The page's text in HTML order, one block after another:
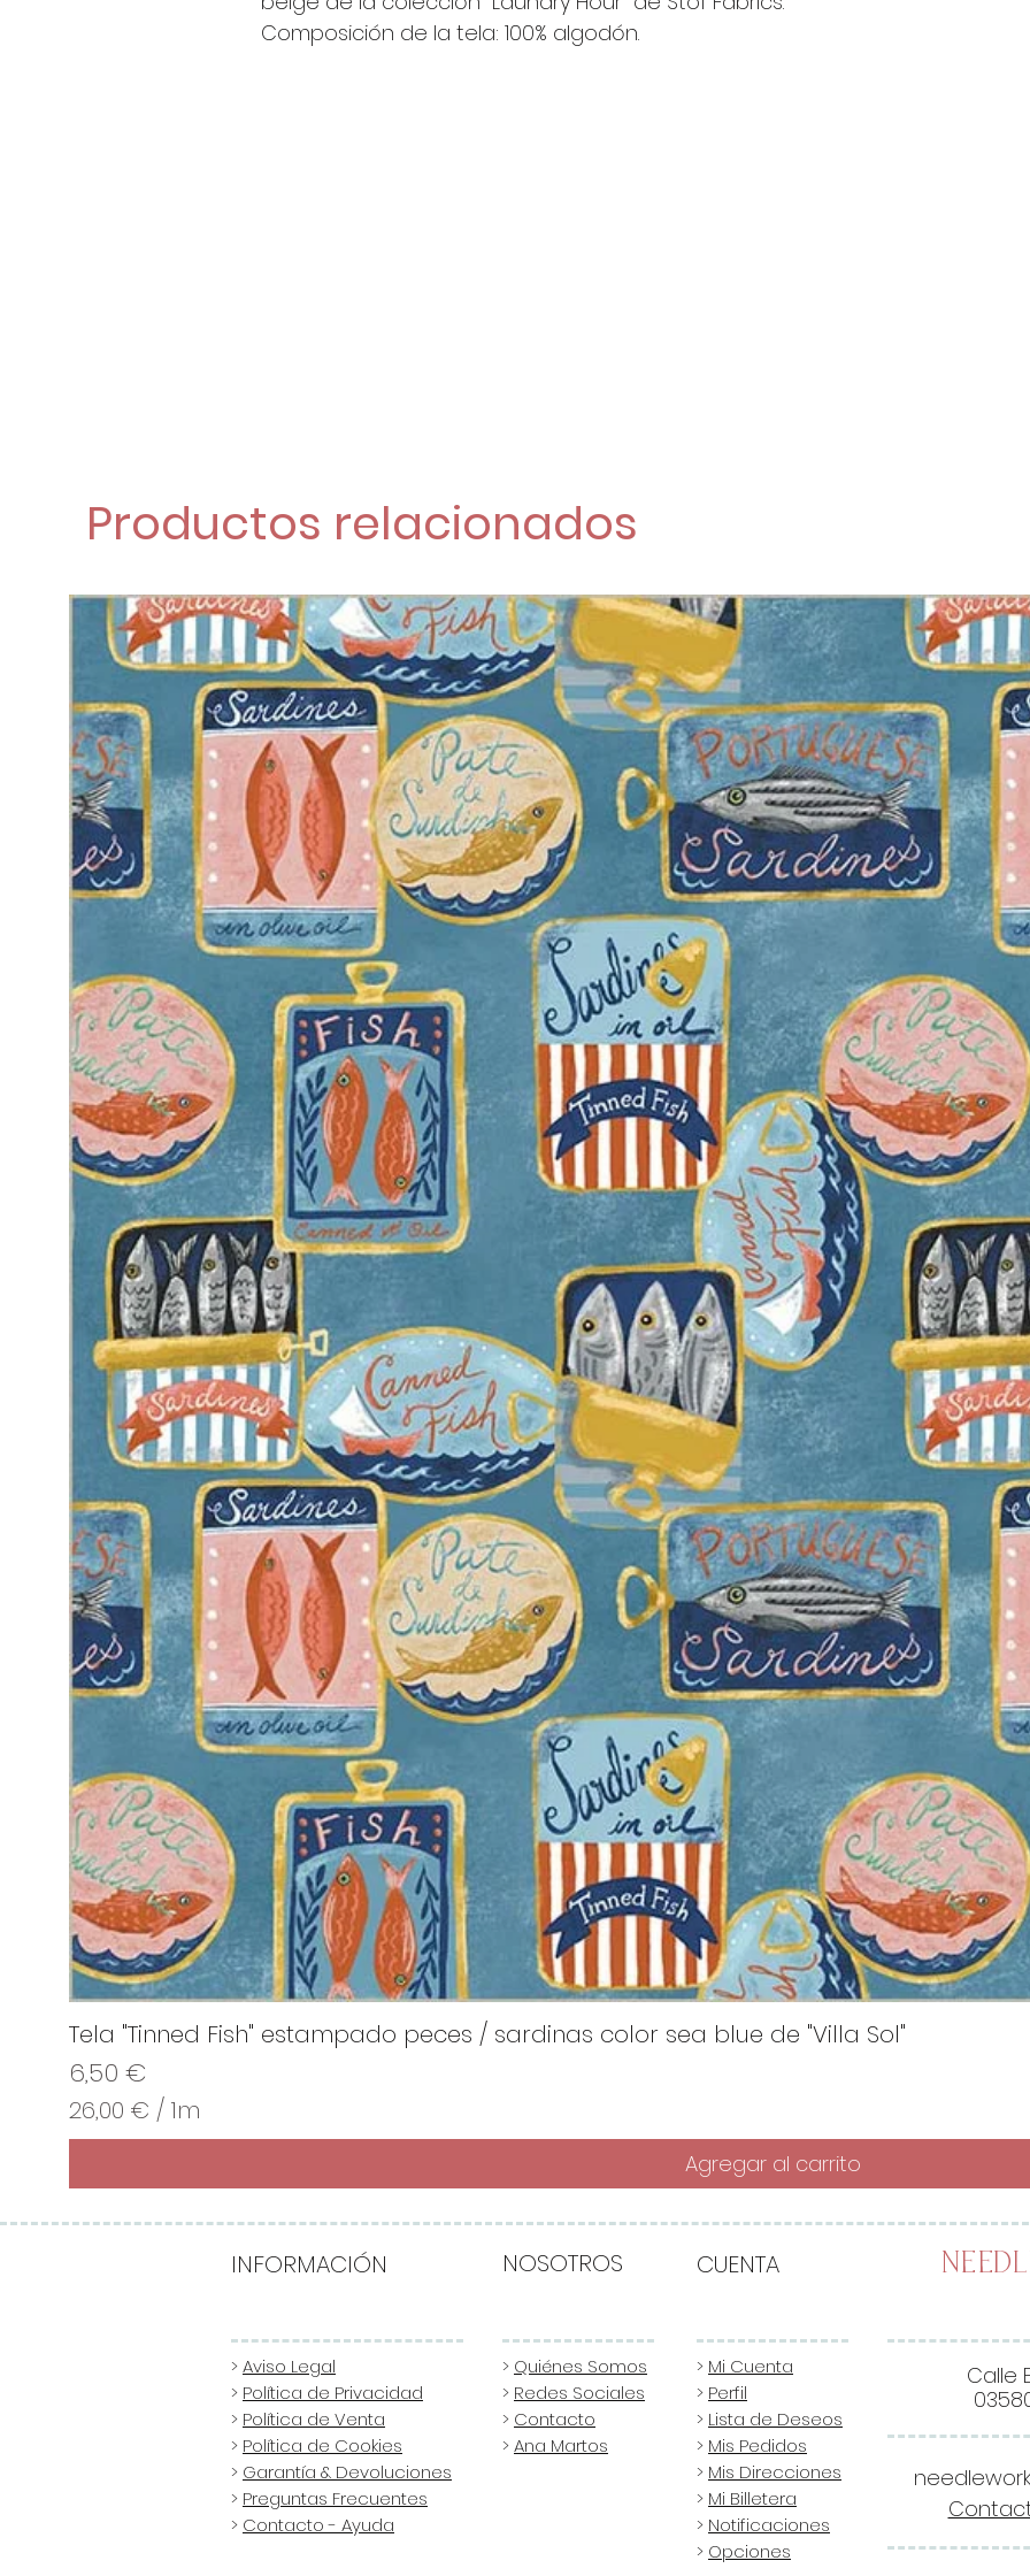
Composición de la tela: 100% algodón.
Productos relacionados
Tela "Tinned Fish" estampado peces / sardinas color sea blue de "Villa Sol"
Precio
6,50 €
26,00 € / 1m
2
,
0
Agregar al carrito
INFORMACIÓN
>Aviso Legal
> Política de Privacidad
> Política de Venta
> Política de Cookies
> Garantía & Devoluciones
> Preguntas Frecuentes
> Contacto - Ayuda
NOSOTROS
> Quiénes Somos
> Redes Sociales
> Contacto
>Ana Martos
CUENTA
> Mi Cuenta
> Perfil
> Lista de Deseos
> Mis Pedidos
> Mis Direcciones
> Mi Billetera
> Notificaciones
> Opciones
Calle